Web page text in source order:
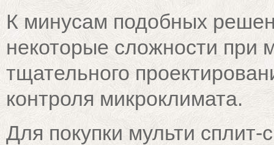
К минусам подобных
некоторые сложности при
тщательного
контроля микроклимата.
Для покупки мульти